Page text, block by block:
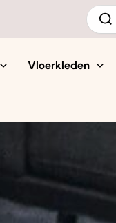
Zoeken
naar:
Vloerkleden